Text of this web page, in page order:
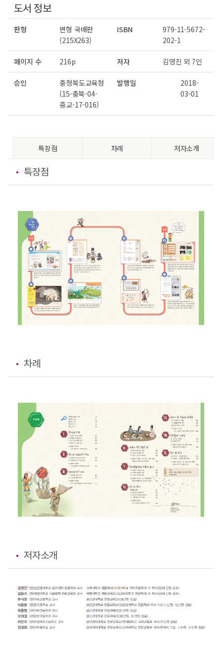
도서 정보
판형
변형 국배판
(215X263)
ISBN
979-11-5672-
202-1
페이지 수 216p 저자 김영진 외 7인
승인
충청북도교육청
(15-충북-04-
중교-17-016)
발행일
2018-
03-01
특장점 차례 저자소개
특장점
차례
저자소개